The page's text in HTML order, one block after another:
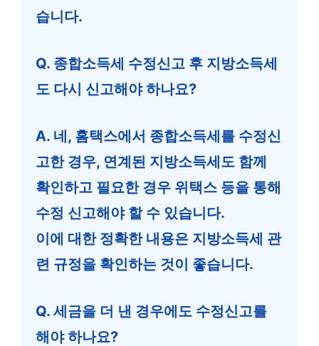
습니다.
Q. 종합소득세 수정신고 후 지방소득세
도 다시 신고해야 하나요?
A. 네, 홈택스에서 종합소득세를 수정신
고한 경우, 연계된 지방소득세도 함께
확인하고 필요한 경우 위택스 등을 통해
수정 신고해야 할 수 있습니다.
이에 대한 정확한 내용은 지방소득세 관
련 규정을 확인하는 것이 좋습니다.
Q. 세금을 더 낸 경우에도 수정신고를
해야 하나요?